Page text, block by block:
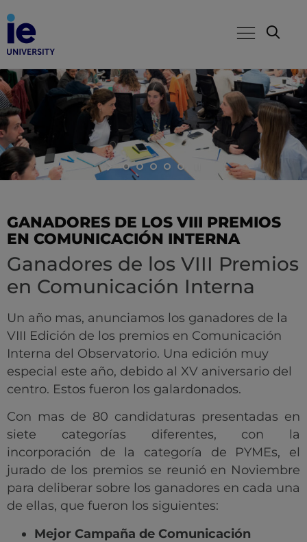
GANADORES DE LOS VIII PREMIOS
EN COMUNICACIÓN INTERNA
Ganadores de los VIII Premios
en Comunicación Interna
Un año mas, anunciamos los ganadores de la
VIII Edición de los premios en Comunicación
Interna del Observatorio. Una edición muy
especial este año, debido al XV aniversario del
centro. Estos fueron los galardonados.
Con mas de 80 candidaturas presentadas en
siete categorías diferentes, con la
incorporación de la categoría de PYMEs, el
jurado de los premios se reunió en Noviembre
para deliberar sobre los ganadores en cada una
de ellas, que fueron los siguientes:
Mejor Campaña de Comunicación